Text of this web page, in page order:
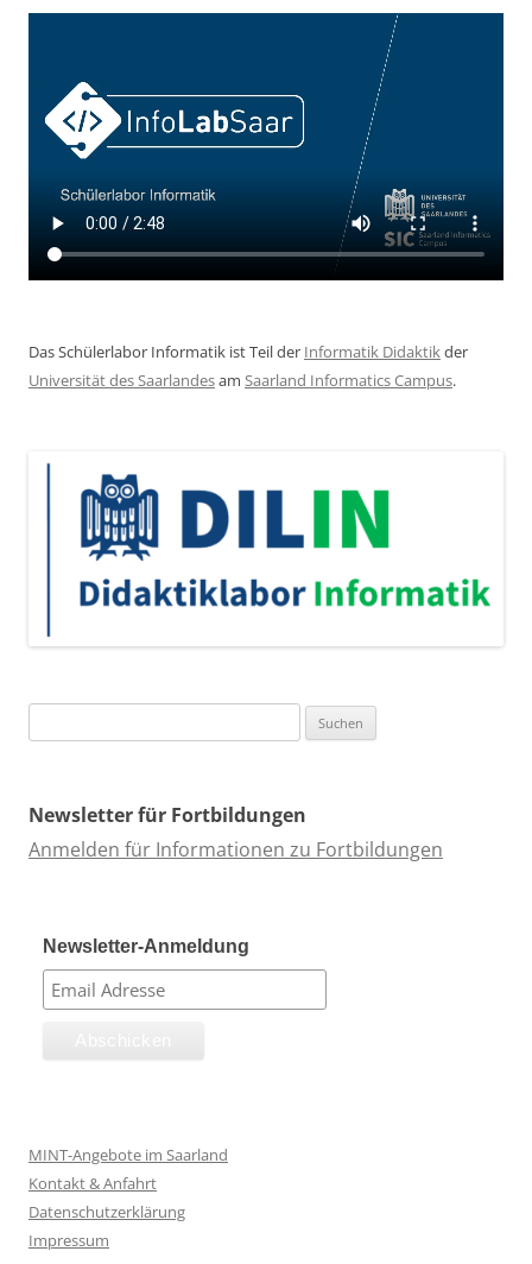
Das Schülerlabor Informatik ist Teil der Informatik Didaktikder
Universität des Saarlandesam Saarland Informatics Campus.
nach:
Newsletter für Fortbildungen
Anmelden für Informationen zu Fortbildungen
Newsletter-Anmeldung
MINT-Angebote im Saarland
Kontakt & Anfahrt
Datenschutzerklärung
Impressum